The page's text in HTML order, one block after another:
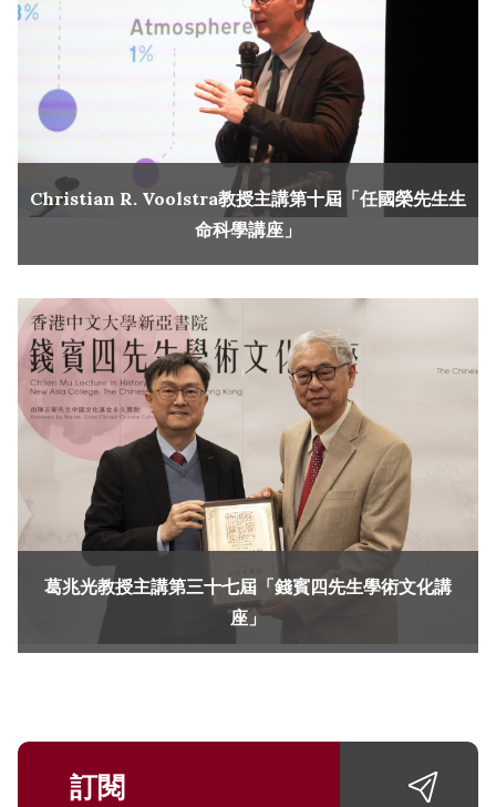
Christian R. Voolstra教授主講第十屆「任國榮先生生
命科學講座」
葛兆光教授主講第三十七屆「錢賓四先生學術文化講
座」
訂閱